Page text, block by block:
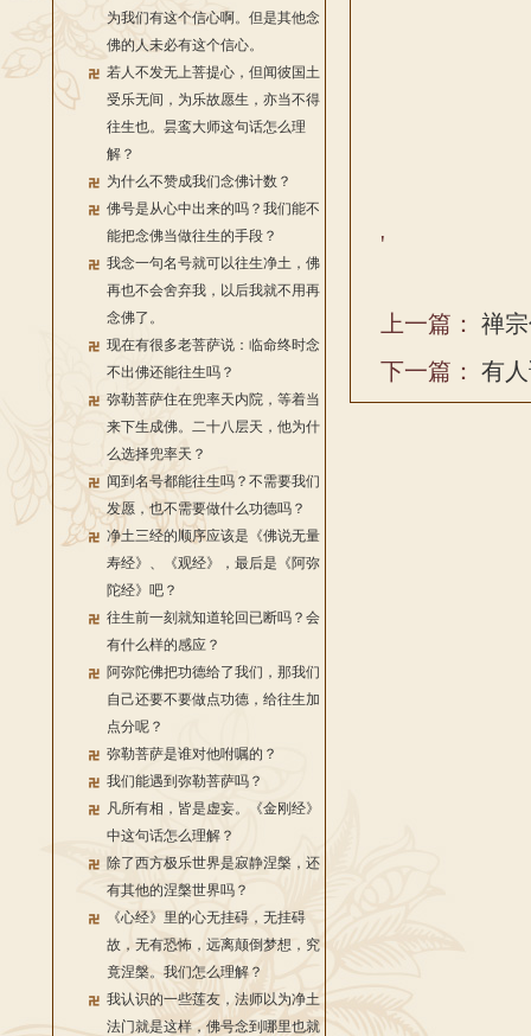
为我们有这个信心啊。但是其他念
佛的人未必有这个信心。
若人不发无上菩提心，但闻彼国土
受乐无间，为乐故愿生，亦当不得
往生也。昙鸾大师这句话怎么理
解？
为什么不赞成我们念佛计数？
佛号是从心中出来的吗？我们能不
能把念佛当做往生的手段？
我念一句名号就可以往生净土，佛
再也不会舍弃我，以后我就不用再
念佛了。
现在有很多老菩萨说：临命终时念
不出佛还能往生吗？
弥勒菩萨住在兜率天内院，等着当
来下生成佛。二十八层天，他为什
么选择兜率天？
闻到名号都能往生吗？不需要我们
发愿，也不需要做什么功德吗？
净土三经的顺序应该是《佛说无量
寿经》、《观经》，最后是《阿弥
陀经》吧？
往生前一刻就知道轮回已断吗？会
有什么样的感应？
阿弥陀佛把功德给了我们，那我们
自己还要不要做点功德，给往生加
点分呢？
弥勒菩萨是谁对他咐嘱的？
我们能遇到弥勒菩萨吗？
凡所有相，皆是虚妄。《金刚经》
中这句话怎么理解？
除了西方极乐世界是寂静涅槃，还
有其他的涅槃世界吗？
《心经》里的心无挂碍，无挂碍
故，无有恐怖，远离颠倒梦想，究
竟涅槃。我们怎么理解？
我认识的一些莲友，法师以为净土
法门就是这样，佛号念到哪里也就
'
上一篇： 禅
下一篇： 有